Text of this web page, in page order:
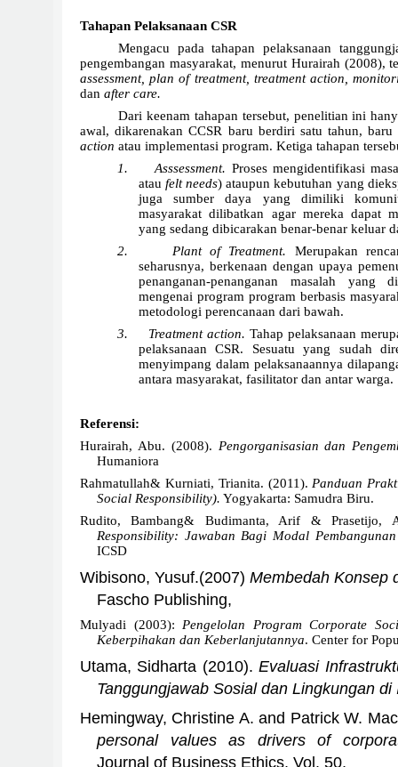
Tahapan Pelaksanaan CSR
Mengacu pada tahapan pelaksanaan
pengembangan masyarakat, menurut Hurairah (2008),
assessment, plan of treatment, treatment action,
dan after care.
Dari keenam tahapan tersebut, penelitian ini
awal, dikarenakan CCSR baru berdiri satu tahun,
action atau implementasi program. Ketiga tahapan
1.
Asssessment. Proses mengidentifikasi
ataufelt needs) ataupun kebutuhan yang
juga sumber daya yang dimiliki
masyarakat dilibatkan agar mereka dapat
yang sedang dibicarakan benar-benar keluar
2.
Plant of Treatment. Merupakan
seharusnya, berkenaan dengan upaya
penanganan-penanganan masalah yang
mengenai program program berbasis
metodologi perencanaan dari bawah.
3.
Treatment action. Tahap pelaksanaan
pelaksanaan CSR. Sesuatu yang sudah
menyimpang dalam pelaksanaannya
antara masyarakat, fasilitator dan antar warga.
Referensi:
Hurairah, Abu. (2008). Pengorganisasian dan
Humaniora
Rahmatullah& Kurniati, Trianita. (2011). Panduan
Social Responsibility). Yogyakarta: Samudra Biru.
Rudito, Bambang& Budimanta, Arif &
Responsibility: Jawaban Bagi Modal
ICSD
Wibisono, Yusuf.(2007) Membedah Konsep
Fascho Publishing,
Mulyadi (2003): Pengelolan Program Corporate
Keberpihakan dan Keberlanjutannya. Center for
Utama, Sidharta (2010).Evaluasi
Tanggungjawab Sosial dan Lingkungan di
Hemingway, Christine A. and Patrick W.
personal values as drivers of
Journal of Business Ethics, Vol. 50,